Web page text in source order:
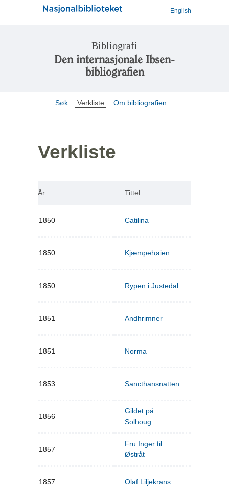
English
Bibliografi
Den internasjonale Ibsen-
bibliografien
Søk Verkliste Om bibliografien
Verkliste
År Tittel
1850 Catilina
1850 Kjæmpehøien
1850 Rypen i Justedal
1851 Andhrimner
1851 Norma
1853 Sancthansnatten
1856
Gildet på
Solhoug
1857
Fru Inger til
Østråt
1857 Olaf Liljekrans